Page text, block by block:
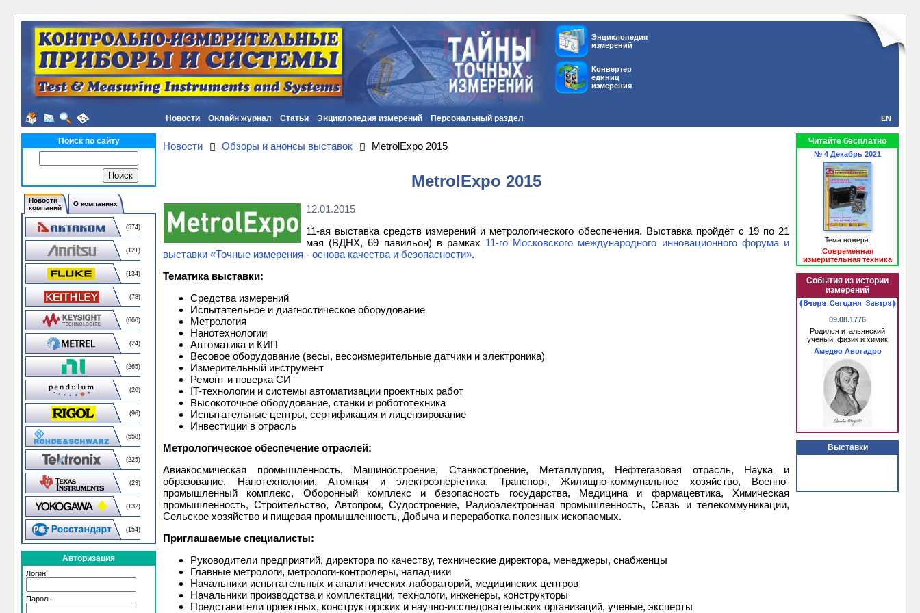
Энциклопедия
измерений
Конвертер
единиц
измерения
Новости Онлайн журнал Статьи Энциклопедия измерений Персональный раздел EN
Поиск по сайту
Новости
компаний
О компаниях
(574)
(121)
(134)
(78)
(666)
(24)
(265)
(20)
(96)
(558)
(225)
(23)
(132)
(154)
Авторизация
Логин:
Пароль:
Новости Обзоры и анонсы выставок MetrolExpo 2015
MetrolExpo 2015
12.01.2015
11-ая выставка средств измерений и метрологического обеспечения. Выставка пройдёт с 19 по 21
мая (ВДНХ, 69 павильон) в рамках 11-го Московского международного инновационного форума и
выставки «Точные измерения - основа качества и безопасности».
Тематика выставки:
Средства измерений
Испытательное и диагностическое оборудование
Метрология
Нанотехнологии
Автоматика и КИП
Весовое оборудование (весы, весоизмерительные датчики и электроника)
Измерительный инструмент
Ремонт и поверка СИ
IT-технологии и системы автоматизации проектных работ
Высокоточное оборудование, станки и робототехника
Испытательные центры, сертификация и лицензирование
Инвестиции в отрасль
Метрологическое обеспечение отраслей:
Авиакосмическая промышленность, Машиностроение, Станкостроение, Металлургия, Нефтегазовая отрасль, Наука и
образование, Нанотехнологии, Атомная и электроэнергетика, Транспорт, Жилищно-коммунальное хозяйство, Военно-
промышленный комплекс, Оборонный комплекс и безопасность государства, Медицина и фармацевтика, Химическая
промышленность, Строительство, Автопром, Судостроение, Радиоэлектронная промышленность, Связь и телекоммуникации,
Сельское хозяйство и пищевая промышленность, Добыча и переработка полезных ископаемых.
Приглашаемые специалисты:
Руководители предприятий, директора по качеству, технические директора, менеджеры, снабженцы
Главные метрологи, метрологи-контролеры, наладчики
Начальники испытательных и аналитических лабораторий, медицинских центров
Начальники производства и комплектации, технологи, инженеры, конструкторы
Представители проектных, конструкторских и научно-исследовательских организаций, ученые, эксперты
Читайте бесплатно
№ 4 Декабрь 2021
Тема номера:
Современная
измерительная техника
События из истории
измерений
09.08.1776
Родился итальянский
ученый, физик и химик
Амедео Авогадро
Выставки